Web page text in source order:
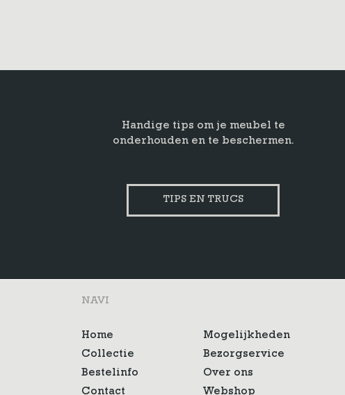
Handige tips om je meubel te
onderhouden en te beschermen.
TIPS EN TRUCS
NAVI
Home
Mogelijkheden
Collectie
Bezorgservice
Bestelinfo
Over ons
Contact
Webshop